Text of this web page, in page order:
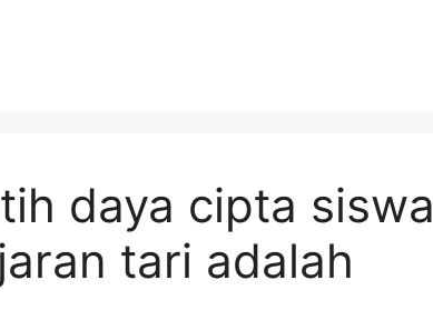
daya cipta siswa
tari adalah